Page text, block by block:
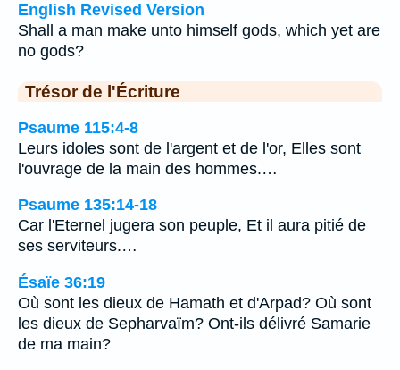
English Revised Version
Shall a man make unto himself gods, which yet are
no gods?
Trésor de l'Écriture
Psaume 115:4-8
Leurs idoles sont de l'argent et de l'or, Elles sont
l'ouvrage de la main des hommes.…
Psaume 135:14-18
Car l'Eternel jugera son peuple, Et il aura pitié de
ses serviteurs.…
Ésaïe 36:19
Où sont les dieux de Hamath et d'Arpad? Où sont
les dieux de Sepharvaïm? Ont-ils délivré Samarie
de ma main?